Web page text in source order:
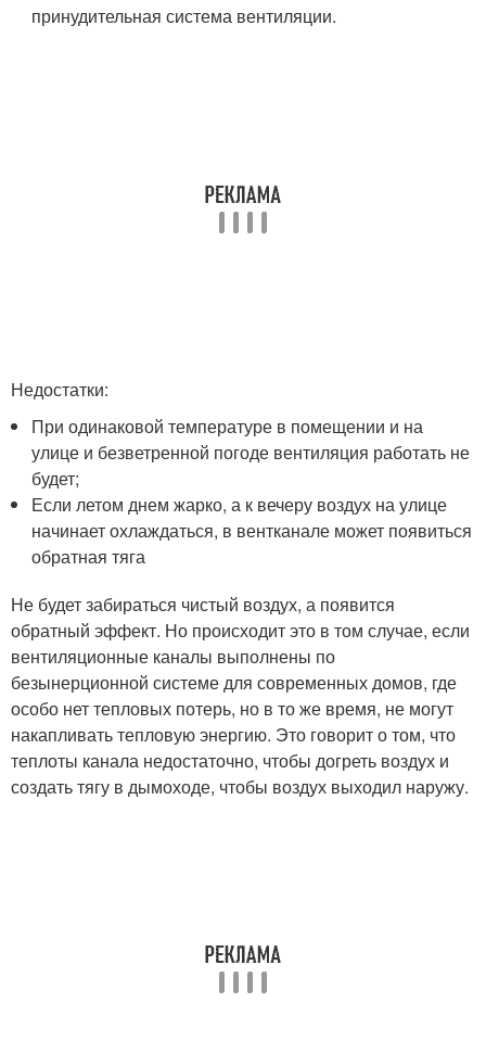
принудительная система вентиляции.
Недостатки:
При одинаковой температуре в помещении и на
улице и безветренной погоде вентиляция работать не
будет;
Если летом днем жарко, а к вечеру воздух на улице
начинает охлаждаться, в вентканале может появиться
обратная тяга
Не будет забираться чистый воздух, а появится
обратный эффект. Но происходит это в том случае, если
вентиляционные каналы выполнены по
безынерционной системе для современных домов, где
особо нет тепловых потерь, но в то же время, не могут
накапливать тепловую энергию. Это говорит о том, что
теплоты канала недостаточно, чтобы догреть воздух и
создать тягу в дымоходе, чтобы воздух выходил наружу.